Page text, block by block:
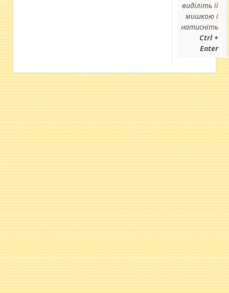
виділіть її
мишкою і
натисніть
Ctrl +
Enter